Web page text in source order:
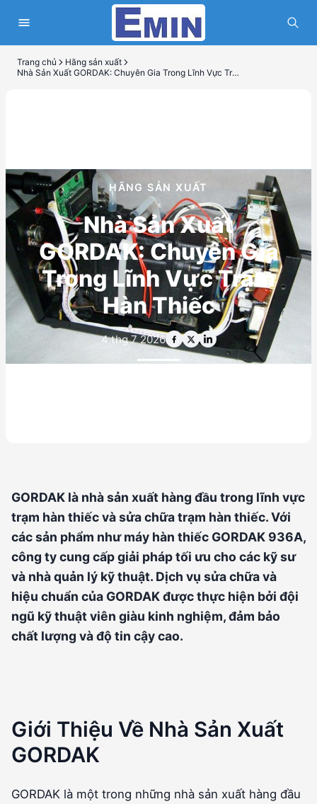
Trang chủ
Hãng sản xuất
Nhà Sản Xuất GORDAK: Chuyên Gia Trong Lĩnh Vực Trạm Hàn Thiếc
HÃNG SẢN XUẤT
Nhà Sản Xuất
GORDAK: Chuyên Gia
Trong Lĩnh Vực Trạm
Hàn Thiếc
4 thg 7 2026
GORDAK là nhà sản xuất hàng đầu trong lĩnh vực
trạm hàn thiếc và sửa chữa trạm hàn thiếc. Với
các sản phẩm như máy hàn thiếc GORDAK 936A,
công ty cung cấp giải pháp tối ưu cho các kỹ sư
và nhà quản lý kỹ thuật. Dịch vụ sửa chữa và
hiệu chuẩn của GORDAK được thực hiện bởi đội
ngũ kỹ thuật viên giàu kinh nghiệm, đảm bảo
chất lượng và độ tin cậy cao.
Giới Thiệu Về Nhà Sản Xuất
GORDAK
GORDAK là một trong những nhà sản xuất hàng đầu